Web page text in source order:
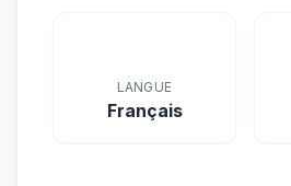
LANGUE
Français